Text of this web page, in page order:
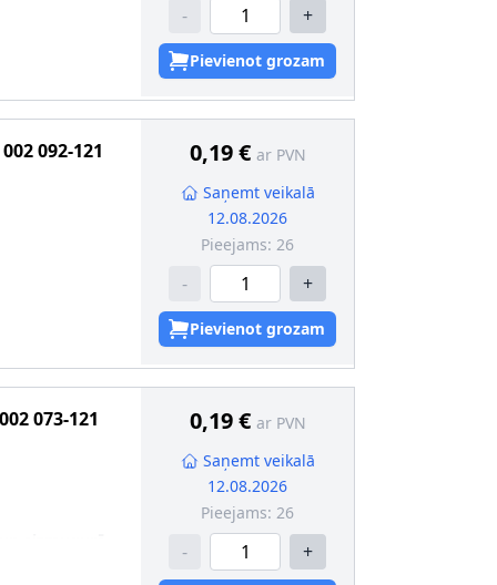
- +
Pievienot grozam
092-121 0,19 € ar PVN
Saņemt veikalā
12.08.2026
Pieejams: 26
- +
Pievienot grozam
073-121 0,19 € ar PVN
Saņemt veikalā
12.08.2026
Pieejams: 26
- +